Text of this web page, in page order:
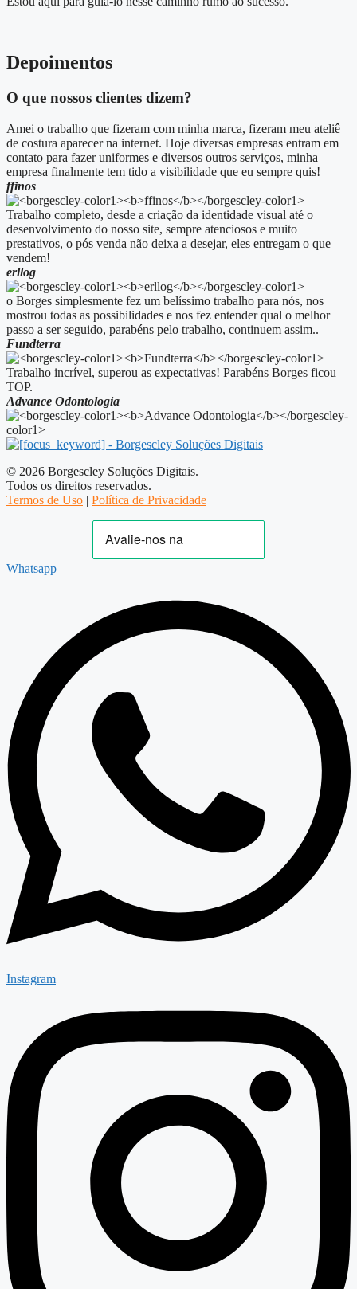
Depoimentos
O que nossos clientes dizem?
Amei o trabalho que fizeram com minha marca, fizeram meu ateliê
de costura aparecer na internet. Hoje diversas empresas entram em
contato para fazer uniformes e diversos outros serviços, minha
empresa finalmente tem tido a visibilidade que eu sempre quis!
ffinos
Trabalho completo, desde a criação da identidade visual até o
desenvolvimento do nosso site, sempre atenciosos e muito
prestativos, o pós venda não deixa a desejar, eles entregam o que
vendem!
erllog
o Borges simplesmente fez um belíssimo trabalho para nós, nos
mostrou todas as possibilidades e nos fez entender qual o melhor
passo a ser seguido, parabéns pelo trabalho, continuem assim..
Fundterra
Trabalho incrível, superou as expectativas! Parabéns Borges ficou
TOP.
Advance Odontologia
© 2026 Borgescley Soluções Digitais.
Todos os direitos reservados.
Termos de Uso | Política de Privacidade
Whatsapp
Instagram